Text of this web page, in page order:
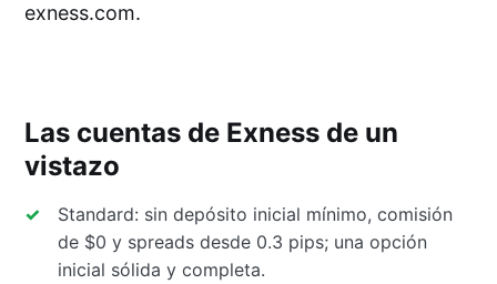
exness.com.
Las cuentas de Exness de un
vistazo
Standard: sin depósito inicial mínimo, comisión
de $0 y spreads desde 0.3 pips; una opción
inicial sólida y completa.